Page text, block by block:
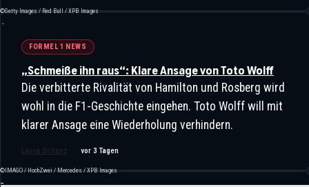
„Das Auto Muss Unter Kontrolle Des
Fahrers Stehen, Nicht Der
Software!“ – Peter Bayer Fordert
Kurswechsel
Freund Senna Verlor
©Getty Images / Red Bull / XPB Images
FORMEL 1 NEWS
„Schmeiße ihn raus“: Klare Ansage von Toto Wolff
Die verbitterte Rivalität von Hamilton und Rosberg wird
wohl in die F1-Geschichte eingehen. Toto Wolff will mit
klarer Ansage eine Wiederholung verhindern.
Laura Schanz vor 3 Tagen
©IMAGO / HochZwei / Mercedes / XPB Images